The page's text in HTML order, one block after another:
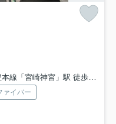
線「宮崎神宮」駅 徒歩25分
ァイバー